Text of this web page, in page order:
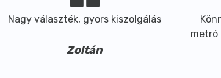
Nagy választék, gyors kiszolgálás
Zoltán
metró